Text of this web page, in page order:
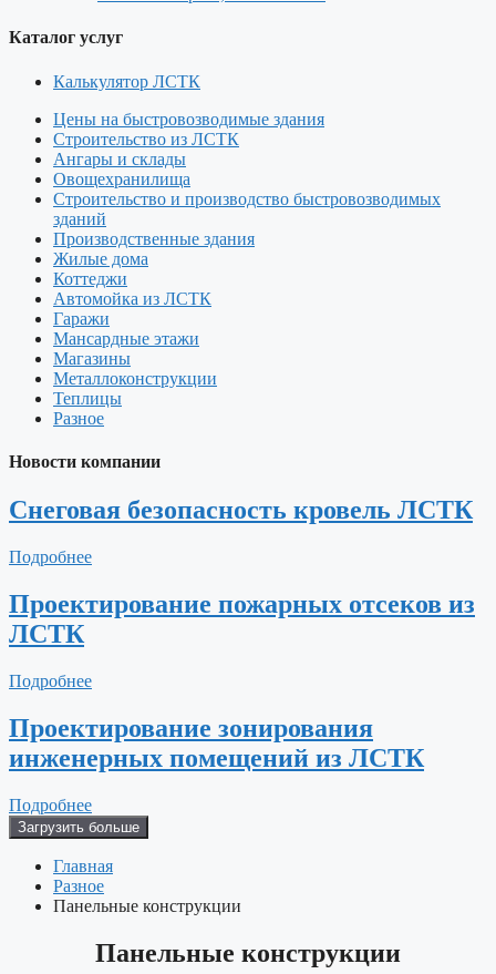
Каталог услуг
Калькулятор ЛСТК
Цены на быстровозводимые здания
Строительство из ЛСТК
Ангары и склады
Овощехранилища
Строительство и производство быстровозводимых
зданий
Производственные здания
Жилые дома
Коттеджи
Автомойка из ЛСТК
Гаражи
Мансардные этажи
Магазины
Металлоконструкции
Теплицы
Разное
Новости компании
Снеговая безопасность кровель ЛСТК
Подробнее
Проектирование пожарных отсеков из
ЛСТК
Подробнее
Проектирование зонирования
инженерных помещений из ЛСТК
Подробнее
Загрузить больше
Главная
Разное
Панельные конструкции
Панельные конструкции